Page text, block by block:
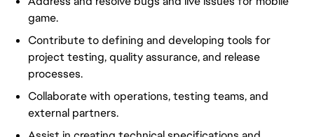
game.
Contribute to defining and developing tools for
project testing, quality assurance, and release
processes.
Collaborate with operations, testing teams, and
external partners.